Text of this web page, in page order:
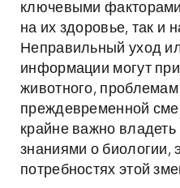
ключевыми
на их здоровье, так и
Неправильный уход
информации могут
животного,
преждевременной
крайне важно
знаниями о биологии,
потребностях этой